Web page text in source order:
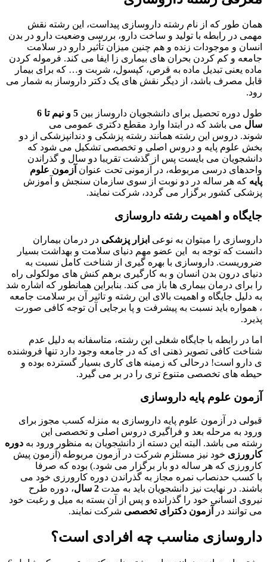
همان طور که از نام رشته داروسازی پیداست، این رشته نقش
مهمی در رابطه با تولید و ساخت دارو، بررسی وضعیت دارو در بدن
انسان و موجودات زنده و هم چنین میزان تأثیر دارو در سلامت
جامعه و کم کردن بحران‌ های بیماری‌ زا ایفا می کند. فرموله کردن
ماده یعنی تبدیل ماده به قرص، کپسول، شربت و… که برای بیمار
قابل مصرف باشد، از دیگر نقش های یک دکتر داروساز به شمار می
رود.
طول دوره تحصیل برای دانشجویان داروساز بین
5 و نیم تا 6
سال می باشد که در ابتدا وارد مقطع دکتری عمومی می
شوند. دروس این رشته همانند رشته پزشکی و دندانپزشکی از دو
بخش علوم پایه و دروس اصلی و تخصصی تشکیل می شود که
دانشجویان می بایست پس از گذشت تقریبا دو سال و گذراندن
واحدهای درسی مربوطه، در آزمونی تحت عنوان آزمون علوم
پایه که هر ساله در دو نوبت از سوی سازمان سنجش و آموزش
پزشکی کشور برگزار می گردد، شرکت نمایند.
جایگاه و اهمیت رشته داروسازی
داروسازی را میتوان به نوعی ابزار پزشکی در درمان بیماران
دانست که توجه به این عضو مهم دنیای سلامت و بهداشت بسیار
ضروریست. داروسازی با بهره گیری از شناخت کامل نسبت به
دنیای درون بدن انسان و به کارگیری برهم کنش های مولکولی راه
را برای درمان بیماری ها باز می کند. بنابراین همانطور که اشاره شد
به دلیل جایگاه و اهمیت بالای این رشته و تاثیر آن بر سلامت جامعه
، همواره باید نسبت به پیشرفت و پا برجایی آن توجه کافی صورت
پذیرد.
اما در رابطه با جایگاه شغلی این رشته، متاسفانه به دلیل عدم
شناخت کافی تصویر ذهنی ای که در جامعه وجود دارد تنها فروشنده
ی دارو است! درحالی که زمینه های کاری بسیار گسترده بوده و
حیطه های تخصصی متنوع تری را در بر می گیرد.
آزمون علوم پایه داروسازی
قبولی در آزمون علوم پایه داروسازی به منزله کسب مجوز برای
ورود به مرحله بعد و فراگیری دروس اصلی و تخصصی این
رشته می باشد. البته این دسته از دانشجویان به منظور ورود به دوره
کارورزی خود نیز مستلزم شرکت در آزمون مربوطه (آزمون پیش
کارورزی که هر ساله دو بار برگزار می شود.) بوده که صرفا
با کسب حدنصاب نمره مجاز به گذراندن دوره کارورزی خود می
باشند. در نهایت نیز دانشجویان باید به مدت 2 سال
، دوره طرح
نیروی انسانی خود را گذرانده و پس از آن بسته به میل و رغبت خود
می توانند در
آزمون دکترای تخصصی شرکت نمایند.
داروسازی مناسب چه افرادی است؟